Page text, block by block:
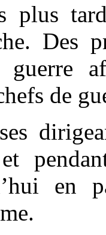
plus
Des
de
en